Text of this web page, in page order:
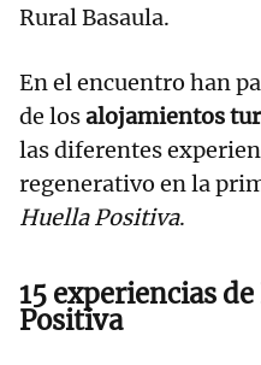
Rural Basaula.
En el encuentro han
de losalojamientos
las diferentes
regenerativo en la
Huella Positiva.
15 experiencias
Positiva